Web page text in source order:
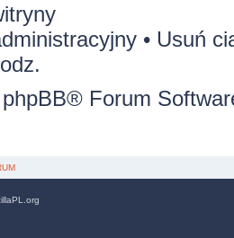
• Usuń
phpBB® Forum